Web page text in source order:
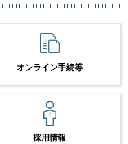
オンライン手続等
採用情報